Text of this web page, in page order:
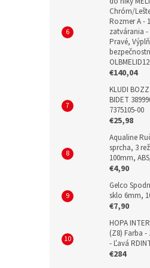
Chróm/
Rozmer A -
zatvárania
Pravé,
€140,04
KLUDI
BIDET
7375105-00
€25,98
Aqualine
sprcha, 3
100mm,
€4,90
Gelco
sklo 6mm,
€7,90
HOPA
(Z8) Farba -
- Ľavá
€284